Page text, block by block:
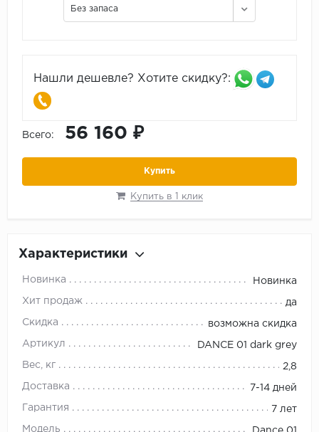
Без запаса
Нашли дешевле? Хотите скидку?:
Всего: 56 160 ₽
Купить
Купить в 1 клик
Характеристики
Новинка Новинка
Хит продаж да
Скидка возможна скидка
Артикул DANCE 01 dark grey
Вес, кг 2,8
Доставка 7-14 дней
Гарантия 7 лет
Модель